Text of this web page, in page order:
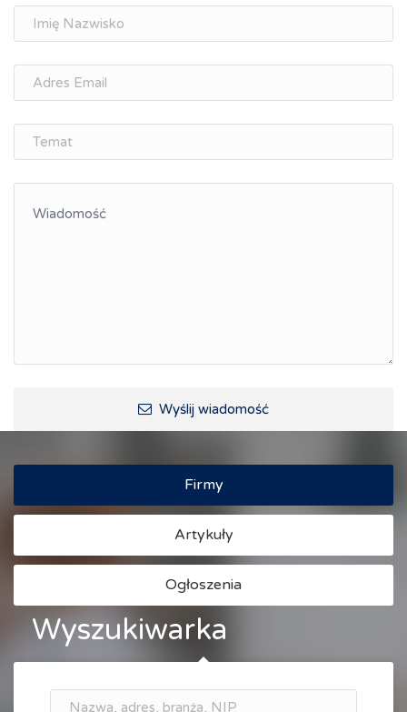
osobisty
Memorandum Gospodarcze PL-CZ
Śląskie Porozumienie Gospodarcze
ŚLĄSK.ONLINE
Integracja
Wyślij wiadomość
Firmy
Artykuły
Ogłoszenia
Wyszukiwarka